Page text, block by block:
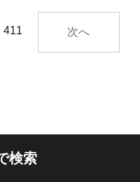
次へ
検索